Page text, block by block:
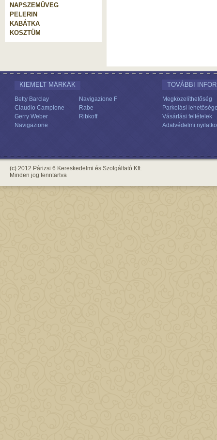
NAPSZEMÜVEG
PELERIN
KABÁTKA
KOSZTÜM
KIEMELT MÁRKÁK
Betty Barclay
Claudio Campione
Gerry Weber
Navigazione
Navigazione F
Rabe
Ribkoff
TOVÁBBI
Megközelíthetőség
Parkolási
Vásárlási feltételek
Adatvédelmi
(c) 2012 Párizsi 6 Kereskedelmi és Szolgáltató Kft.
Minden jog fenntartva